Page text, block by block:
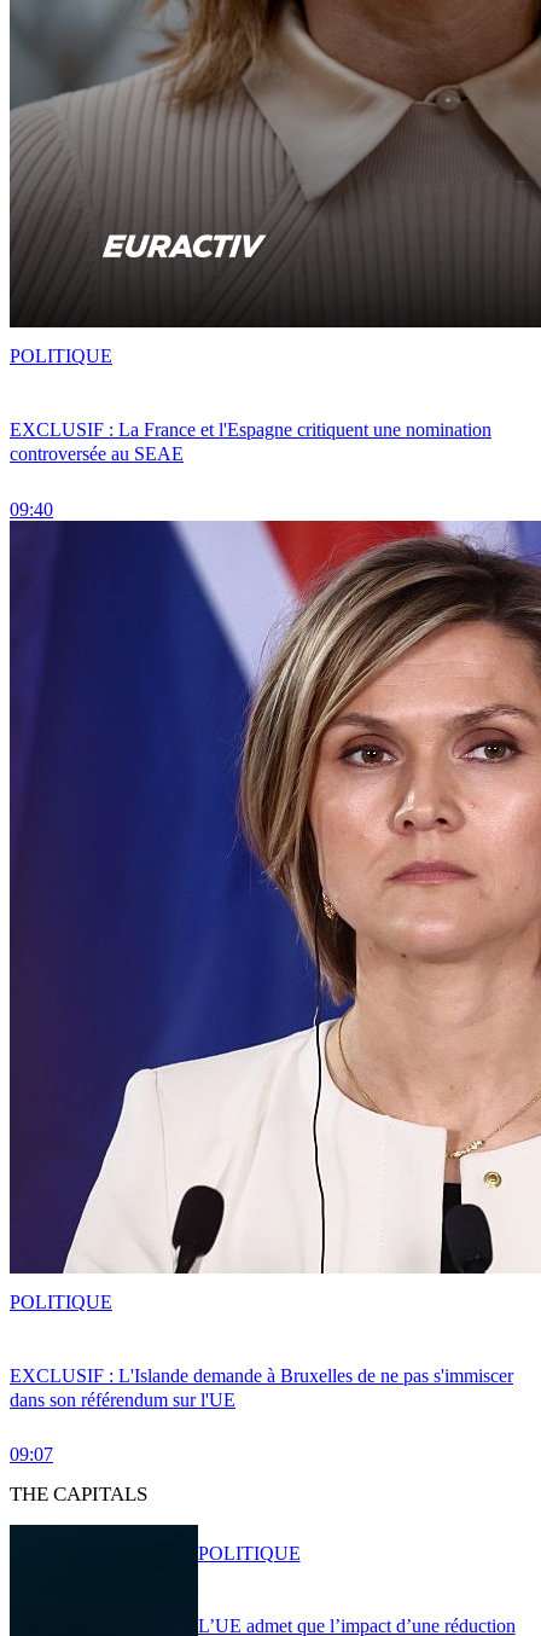
EXCLUSIF : La France et l'Espagne critiquent une nomination
controversée au SEAE
09:40
POLITIQUE
EXCLUSIF : L'Islande demande à Bruxelles de ne pas s'immiscer
dans son référendum sur l'UE
09:07
POLITIQUE
THE CAPITALS
L’UE admet que l’impact d’une réduction
POLITIQUE